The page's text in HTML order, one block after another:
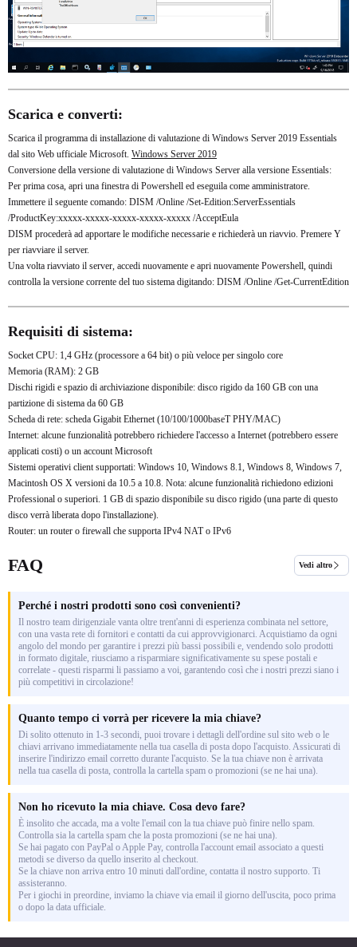
Scarica e converti:
Scarica il programma di installazione di valutazione di Windows Server 2019 Essentials
dal sito Web ufficiale Microsoft. Windows Server 2019
Conversione della versione di valutazione di Windows Server alla versione Essentials:
Per prima cosa, apri una finestra di Powershell ed eseguila come amministratore.
Immettere il seguente comando: DISM /Online /Set-Edition:ServerEssentials
/ProductKey:xxxxx-xxxxx-xxxxx-xxxxx-xxxxx /AcceptEula
DISM procederà ad apportare le modifiche necessarie e richiederà un riavvio. Premere Y
per riavviare il server.
Una volta riavviato il server, accedi nuovamente e apri nuovamente Powershell, quindi
controlla la versione corrente del tuo sistema digitando: DISM /Online /Get-CurrentEdition
Requisiti di sistema:
Socket CPU: 1,4 GHz (processore a 64 bit) o ​​più veloce per singolo core
Memoria (RAM): 2 GB
Dischi rigidi e spazio di archiviazione disponibile: disco rigido da 160 GB con una
partizione di sistema da 60 GB
Scheda di rete: scheda Gigabit Ethernet (10/100/1000baseT PHY/MAC)
Internet: alcune funzionalità potrebbero richiedere l'accesso a Internet (potrebbero essere
applicati costi) o un account Microsoft
Sistemi operativi client supportati: Windows 10, Windows 8.1, Windows 8, Windows 7,
Macintosh OS X versioni da 10.5 a 10.8. Nota: alcune funzionalità richiedono edizioni
Professional o superiori. 1 GB di spazio disponibile su disco rigido (una parte di questo
disco verrà liberata dopo l'installazione).
Router: un router o firewall che supporta IPv4 NAT o IPv6
FAQ Vedi altro
Perché i nostri prodotti sono così convenienti?
Il nostro team dirigenziale vanta oltre trent'anni di esperienza combinata nel settore,
con una vasta rete di fornitori e contatti da cui approvvigionarci. Acquistiamo da ogni
angolo del mondo per garantire i prezzi più bassi possibili e, vendendo solo prodotti
in formato digitale, riusciamo a risparmiare significativamente su spese postali e
correlate - questi risparmi li passiamo a voi, garantendo così che i nostri prezzi siano i
più competitivi in circolazione!
Quanto tempo ci vorrà per ricevere la mia chiave?
Di solito ottenuto in 1-3 secondi, puoi trovare i dettagli dell'ordine sul sito web o le
chiavi arrivano immediatamente nella tua casella di posta dopo l'acquisto. Assicurati di
inserire l'indirizzo email corretto durante l'acquisto. Se la tua chiave non è arrivata
nella tua casella di posta, controlla la cartella spam o promozioni (se ne hai una).
Non ho ricevuto la mia chiave. Cosa devo fare?
È insolito che accada, ma a volte l'email con la tua chiave può finire nello spam.
Controlla sia la cartella spam che la posta promozioni (se ne hai una).
Se hai pagato con PayPal o Apple Pay, controlla l'account email associato a questi
metodi se diverso da quello inserito al checkout.
Se la chiave non arriva entro 10 minuti dall'ordine, contatta il nostro supporto. Ti
assisteranno.
Per i giochi in preordine, inviamo la chiave via email il giorno dell'uscita, poco prima
o dopo la data ufficiale.